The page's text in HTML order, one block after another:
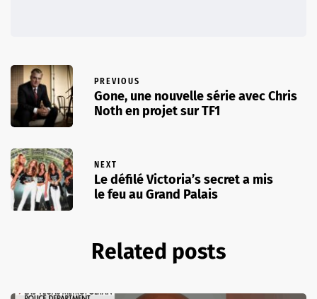
PREVIOUS
Gone, une nouvelle série avec Chris
Noth en projet sur TF1
NEXT
Le défilé Victoria’s secret a mis
le feu au Grand Palais
Related posts